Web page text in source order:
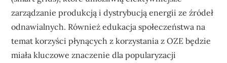
zarządzanie produkcją i dystrybucją energii ze źródeł
odnawialnych. Również edukacja społeczeństwa na
temat korzyści płynących z korzystania z OZE będzie
miała kluczowe znaczenie dla popularyzacji